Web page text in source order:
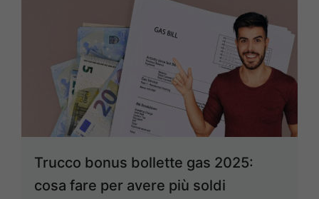
Trucco bonus bollette gas 2025:
cosa fare per avere più soldi